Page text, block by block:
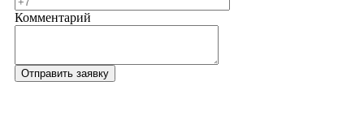
Комментарий
Отправить заявку